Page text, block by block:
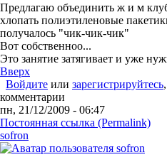
Предлагаю объединить ж и м
хлопать полиэтиленовые
получалось "чик-чик-чик"
Вот собственноо...
Это занятие затягивает и уже
Вверх
Войдите или зарегистрируйтесь
комментарии
пн, 21/12/2009 - 06:47
Постоянная ссылка (Permalink)
sofron